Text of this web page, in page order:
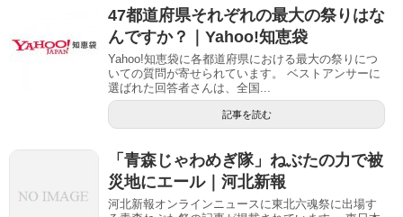
47都道府県それぞれの最大の祭りはな
んですか？｜Yahoo!知恵袋
Yahoo!知恵袋に各都道府県における最大の祭りにつ
いての質問が寄せられています。 ベストアンサーに
選ばれた回答者さんは、全国...
記事を読む
「青森じゃわめぎ隊」ねぶたの力で被
災地にエール｜河北新報
河北新報オンラインニュースに東北六魂祭に出場す